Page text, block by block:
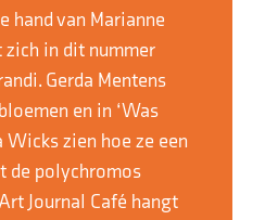
hand van Marianne
zich in dit nummer
Gerda Mentens
en in ‘Was
Wicks zien hoe ze een
de polychromos
Journal Café hangt